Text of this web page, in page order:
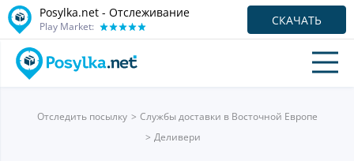
Posylka.net - Отслеживание
Play Market: СКАЧАТЬ
Отследить посылку
Службы доставки в Восточной Европе
Деливери